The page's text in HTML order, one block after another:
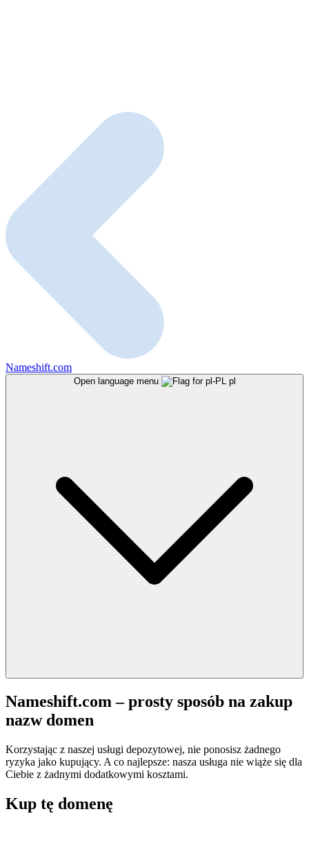
Nameshift.com
Open language menu pl
Nameshift.com – prosty sposób na zakup
nazw domen
Korzystając z naszej usługi depozytowej, nie ponosisz żadnego
ryzyka jako kupujący. A co najlepsze: nasza usługa nie wiąże się dla
Ciebie z żadnymi dodatkowymi kosztami.
Kup tę domenę